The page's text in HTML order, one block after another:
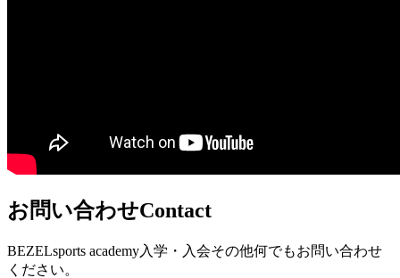
お問い合わせContact
BEZELsports academy入学・入会その他何でもお問い合わせ
ください。